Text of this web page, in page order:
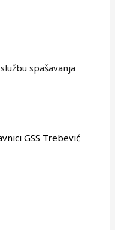
spašavanja
GSS Trebević